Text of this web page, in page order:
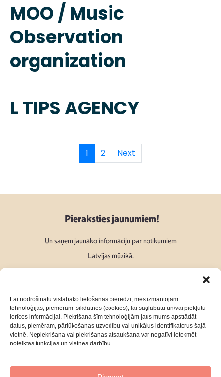
Lai nodrošinātu vislabāko lietošanas pieredzi, mēs izmantojam
tehnoloģijas, piemēram, sīkdatnes (cookies), lai saglabātu un/vai piekļūtu
ierīces informācijai. Piekrišana šīm tehnoloģijām ļaus mums apstrādāt
datus, piemēram, pārlūkošanas uzvedību vai unikālus identifikatorus šajā
vietnē. Nepiekrišana vai piekrišanas atsaukšana var negatīvi ietekmēt
noteiktas funkcijas un vietnes darbību.
MOO / Music
Observation
organization
L TIPS AGENCY
1 2 Next
Pieraksties jaunumiem!
Un saņem jaunāko informāciju par notikumiem
Latvijas mūzikā.
Seko mums: